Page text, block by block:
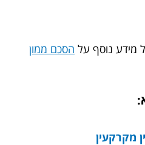
מידע נוסף על הסכם ממון
מקרקעין